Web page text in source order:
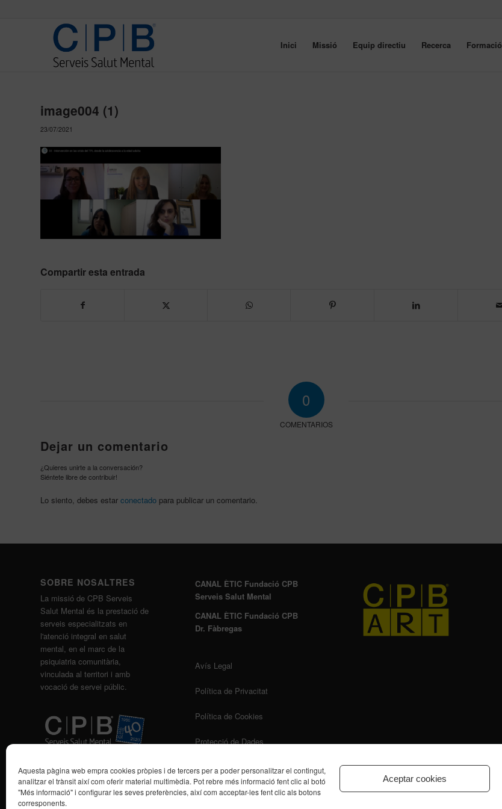
Aquesta pàgina web empra cookies pròpies i de tercers per a poder personalitzar el contingut,
analitzar el trànsit així com oferir material multimèdia. Pot rebre més informació fent clic al botó
"Més informació" i configurar les seves preferències, així com acceptar-les fent clic als botons
corresponents.
Aceptar cookies
Inici Missió Equip directiu Recerca Formació
image004 (1)
23/07/2021
Compartir esta entrada
0
COMENTARIOS
Dejar un comentario
¿Quieres unirte a la conversación?
Siéntete libre de contribuir!
Lo siento, debes estar conectado para publicar un comentario.
SOBRE NOSALTRES
La missió de CPB Serveis
Salut Mental és la prestació de
serveis especialitzats en
l'atenció integral en salut
mental, en el marc de la
psiquiatria comunitària,
vinculada al territori i amb
vocació de servei públic.
CANAL ÈTIC Fundació CPB
Serveis Salut Mental
CANAL ÈTIC Fundació CPB
Dr. Fàbregas
Avís Legal
Política de Privacitat
Política de Cookies
Protecció de Dades